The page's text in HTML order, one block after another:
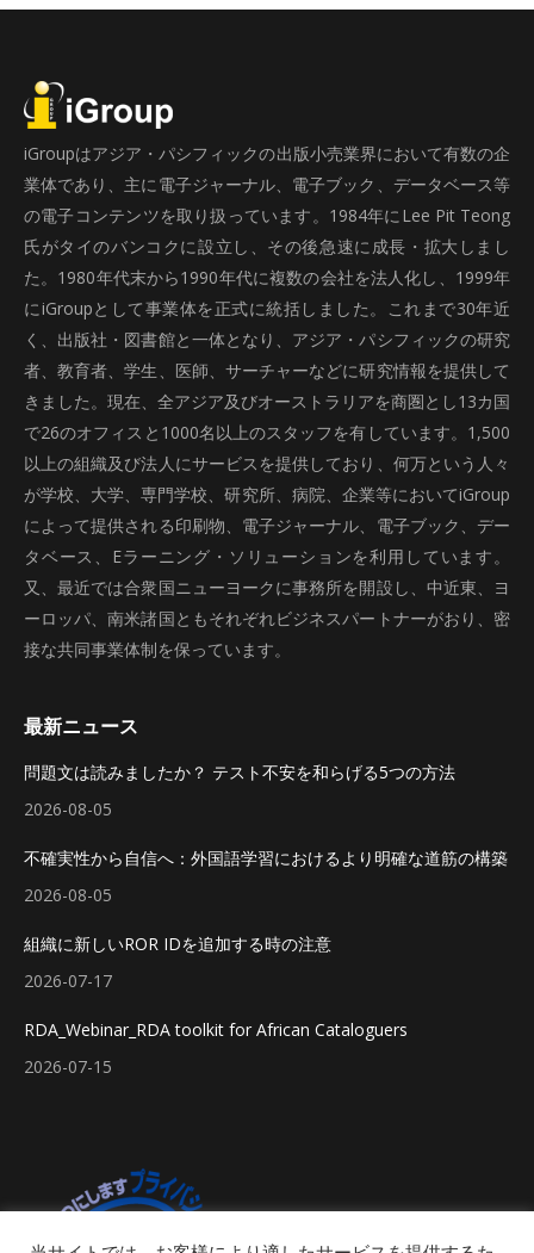
iGroupはアジア・パシフィックの出版小売業界において有数の企
業体であり、主に電子ジャーナル、電子ブック、データベース等
の電子コンテンツを取り扱っています。1984年にLee Pit Teong
氏がタイのバンコクに設立し、その後急速に成長・拡大しまし
た。1980年代末から1990年代に複数の会社を法人化し、1999年
にiGroupとして事業体を正式に統括しました。これまで30年近
く、出版社・図書館と一体となり、アジア・パシフィックの研究
者、教育者、学生、医師、サーチャーなどに研究情報を提供して
きました。現在、全アジア及びオーストラリアを商圏とし13カ国
で26のオフィスと1000名以上のスタッフを有しています。1,500
以上の組織及び法人にサービスを提供しており、何万という人々
が学校、大学、専門学校、研究所、病院、企業等においてiGroup
によって提供される印刷物、電子ジャーナル、電子ブック、デー
タベース、Eラーニング・ソリューションを利用しています。
又、最近では合衆国ニューヨークに事務所を開設し、中近東、ヨ
ーロッパ、南米諸国ともそれぞれビジネスパートナーがおり、密
接な共同事業体制を保っています。
最新ニュース
問題文は読みましたか？ テスト不安を和らげる5つの方法
2026-08-05
不確実性から自信へ：外国語学習におけるより明確な道筋の構築
2026-08-05
組織に新しいROR IDを追加する時の注意
2026-07-17
RDA_Webinar_RDA toolkit for African Cataloguers
2026-07-15